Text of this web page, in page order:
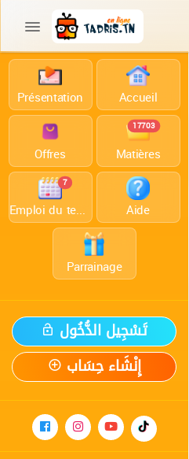
Présentation Accueil
Offres Matières
17703
Emploi du temps
7
Aide
Parrainage
تَسْجِيل الدُّخُول
إِنْشَاء حِسَاب